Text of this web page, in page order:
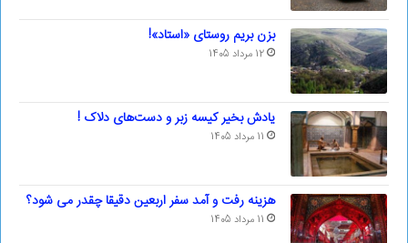
بزن بریم روستای «استاد»!
12 مرداد 1405
یادش بخیر کیسه‌ زبر و دست‌های دلاک !
11 مرداد 1405
هزینه رفت و آمد سفر اربعین دقیقا چقدر می شود؟
11 مرداد 1405